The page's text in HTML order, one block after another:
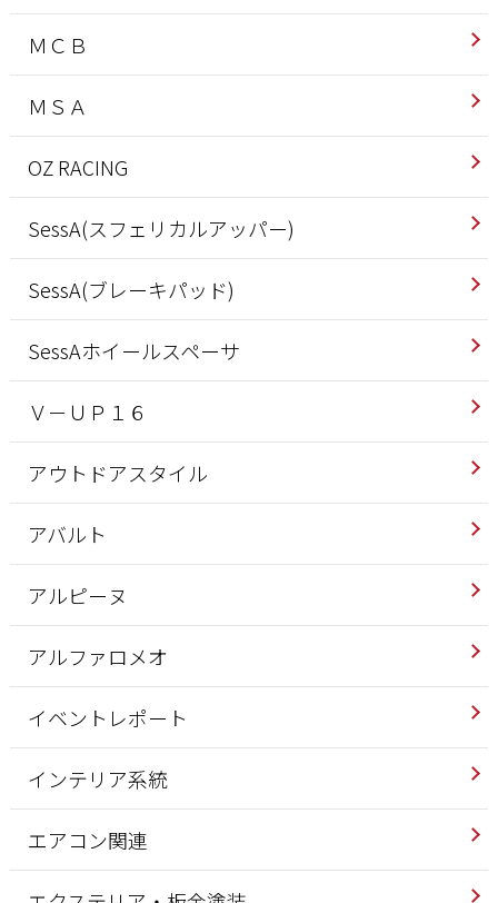
ＭＣＢ
ＭＳＡ
OZ RACING
SessA(スフェリカルアッパー)
SessA(ブレーキパッド)
SessAホイールスペーサ
Ｖ－ＵＰ１６
アウトドアスタイル
アバルト
アルピーヌ
アルファロメオ
イベントレポート
インテリア系統
エアコン関連